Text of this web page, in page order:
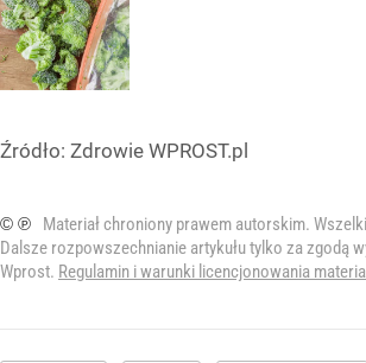
Źródło: Zdrowie WPROST.pl
© ℗
Materiał chroniony prawem autorskim.
Dalsze rozpowszechnianie artykułu tylko za zgodą
Wprost. Regulamin i warunki licencjonowania